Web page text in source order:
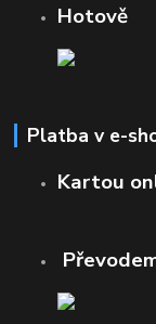
Hotově
Platba v e-
Kartou